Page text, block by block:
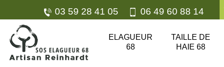
03 59 28 41 05 06 49 60 88 14
ELAGUEUR
68
TAILLE DE
HAIE 68